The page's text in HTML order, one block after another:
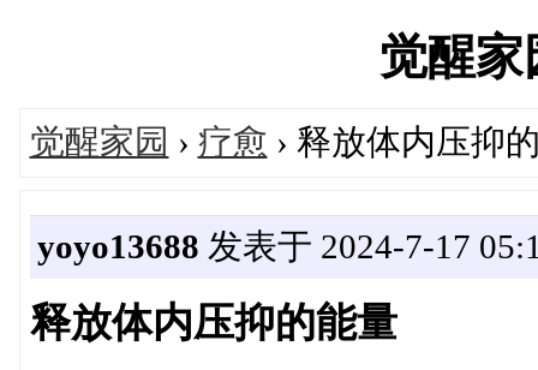
觉醒
觉醒家园 › 疗愈 › 释放体内压抑
yoyo13688 发表于 2024-7-17
释放体内压抑的能量